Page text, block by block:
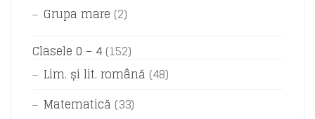
Grupa mare (2)
Clasele 0 – 4 (152)
Lim. și lit. română (48)
Matematică (33)